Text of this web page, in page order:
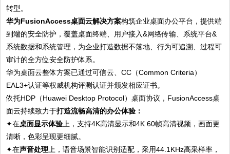
转型。
华为FusionAccess桌面云解决方案构筑企业桌面办公平台，提供端
到端的安全防护，覆盖桌面终端、用户接入&网络传输、系统平台&
系统数据和系统管理，为企业打造数据不落地、行为可追溯、过程可
审计的全方位安全防护体系。
华为桌面云整体方案已通过可信云、CC（Common Criteria）
EAL3+认证等权威机构评测认证并颁发相应证书。
依托HDP（Huawei Desktop Protocol）桌面协议，FusionAccess桌
面云持续致力于打造流畅高清的办公体验：
✦在桌面显示体验 上，支持4K高清显示和4K 60帧高清视频，画面更
清晰，色彩呈现更细腻。
✦在声音处理 上，语音场景智能识别适配，采用44.1KHz高采样率，